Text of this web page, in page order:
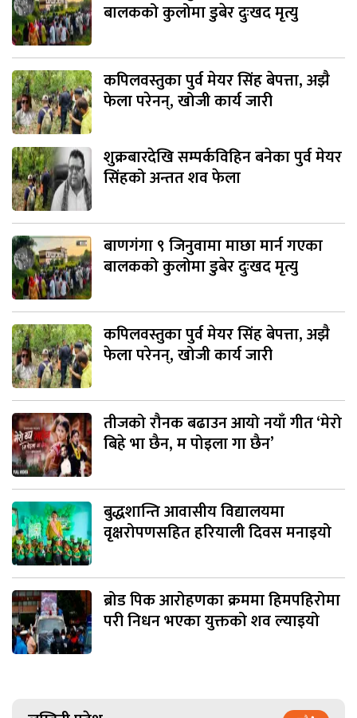
बालकको कुलोमा डुबेर दुःखद मृत्यु
कपिलवस्तुका पुर्व मेयर सिंह बेपत्ता, अझै
फेला परेनन्, खोजी कार्य जारी
शुक्रबारदेखि सम्पर्कविहिन बनेका पुर्व मेयर
सिंहको अन्तत शव फेला
बाणगंगा ९ जिनुवामा माछा मार्न गएका
बालकको कुलोमा डुबेर दुःखद मृत्यु
कपिलवस्तुका पुर्व मेयर सिंह बेपत्ता, अझै
फेला परेनन्, खोजी कार्य जारी
तीजको रौनक बढाउन आयो नयाँ गीत ‘मेरो
बिहे भा छैन, म पोइला गा छैन’
बुद्धशान्ति आवासीय विद्यालयमा
वृक्षरोपणसहित हरियाली दिवस मनाइयो
ब्रोड पिक आरोहणका क्रममा हिमपहिरोमा
परी निधन भएका युक्तको शव ल्याइयो